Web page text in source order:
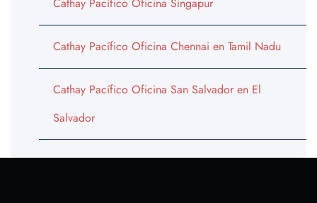
Cathay Pacífico Oficina Singapur
Cathay Pacífico Oficina Chennai en Tamil Nadu
Cathay Pacífico Oficina San Salvador en El
Salvador